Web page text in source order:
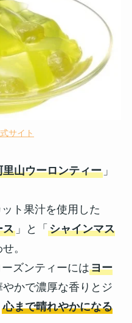
サイト
里山ウーロンティー」
ト果汁を使用した
ス」と「 シャインマス
。
ズンティーにはヨー
かで濃厚な香りとジ
心まで晴れやかになる